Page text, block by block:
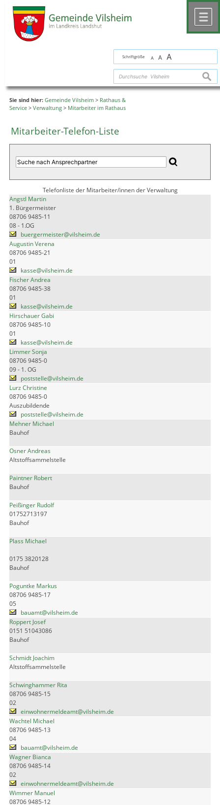
Schriftgröße A A A
Sie sind hier: Gemeinde Vilsheim > Rathaus &
Service > Verwaltung > Mitarbeiter im Rathaus
Mitarbeiter-Telefon-Liste
Telefonliste der Mitarbeiter/innen der Verwaltung
Angstl Martin
1. Bürgermeister
08706 9485-11
08 - 1.OG
buergermeister@vilsheim.de
Augustin Verena
08706 9485-21
01
kasse@vilsheim.de
Fischer Andrea
08706 9485-38
01
kasse@vilsheim.de
Hirschauer Gabi
08706 9485-10
01
kasse@vilsheim.de
Limmer Sonja
08706 9485-0
09 - 1. OG
poststelle@vilsheim.de
Lurz Christine
08706 9485-0
Auszubildende
poststelle@vilsheim.de
Mehner Michael
Bauhof
Osner Andreas
Altstoffsammelstelle
Paintner Robert
Bauhof
Peißinger Rudolf
01752713197
Bauhof
Plass Michael
0175 3820128
Bauhof
Poguntke Markus
08706 9485-17
05
bauamt@vilsheim.de
Roppert Josef
0151 51043086
Bauhof
Schmidt Joachim
Altstoffsammelstelle
Schwinghammer Rita
08706 9485-15
02
einwohnermeldeamt@vilsheim.de
Wachtel Michael
08706 9485-13
04
bauamt@vilsheim.de
Wagner Bianca
08706 9485-14
02
einwohnermeldeamt@vilsheim.de
Wimmer Manuel
08706 9485-12